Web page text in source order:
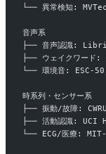
└── 異常検知:
音声系
├── 音声認識:
├── ウェイクワード
└── 環境音: ESC-
時系列・センサー系
├── 振動/故障:
├── 活動認識: UCI
└── ECG/医療: